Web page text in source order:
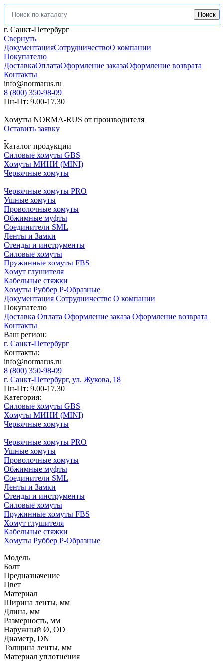
Искать: Поиск
г. Санкт-Петербург
Свернуть
ДокументацияСотрудничествоО компании
Покупателю
ДоставкаОплатаОформление заказаОформление возврата
Контакты
info@normarus.ru
8 (800) 350-98-09
Пн-Пт: 9.00-17.30
Хомуты NORMA-RUS от производителя
Оставить заявку
Каталог продукции
Силовые хомуты GBS
Хомуты МИНИ (MINI)
Червячные хомуты
Червячные хомуты PRO
Ушные хомуты
Проволочные хомуты
Обжимные муфты
Соединители SML
Ленты и Замки
Стенды и инструменты
Силовые хомуты
Пружинные хомуты FBS
Хомут глушителя
Кабельные стяжки
Хомуты Руббер Р-Образные
Документация Сотрудничество О компании
Покупателю
Доставка Оплата Оформление заказа Оформление возврата
Контакты
Ваш регион:
г. Санкт-Петербург
Контакты:
info@normarus.ru
8 (800) 350-98-09
г. Санкт-Петербург, ул. Жукова, 18
Пн-Пт: 9.00-17.30
Категория:
Силовые хомуты GBS
Хомуты МИНИ (MINI)
Червячные хомуты
Червячные хомуты PRO
Ушные хомуты
Проволочные хомуты
Обжимные муфты
Соединители SML
Ленты и Замки
Стенды и инструменты
Силовые хомуты
Пружинные хомуты FBS
Хомут глушителя
Кабельные стяжки
Хомуты Руббер Р-Образные
Модель
Болт
Предназначение
Цвет
Материал
Ширина ленты, мм
Длина, мм
Размерность, мм
Наружный Ø, OD
Диаметр, DN
Толщина ленты, мм
Материал уплотнения